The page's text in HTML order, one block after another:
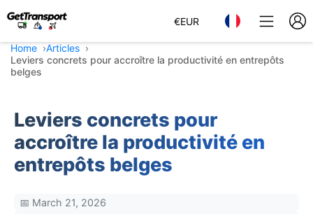
€EUR
Home
Articles
Leviers concrets pour accroître la productivité en entrepôts
belges
Leviers concrets pour
accroître la productivité en
entrepôts belges
📅 March 21, 2026